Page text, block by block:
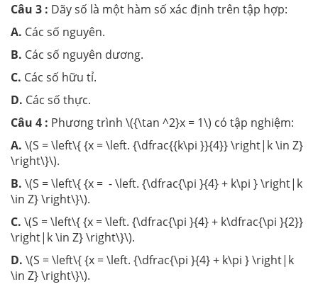
Câu 3 : Dãy số là một hàm số xác định trên tập hợp:
A. Các số nguyên.
B. Các số nguyên dương.
C. Các số hữu tỉ.
D. Các số thực.
Câu 4 : Phương trình \({\tan ^2}x = 1\) có tập nghiệm:
A. \(S = \left\{ {x = \left. {\dfrac{{k\pi }}{4}} \right|k \in Z}
\right\}\).
B. \(S = \left\{ {x = - \left. {\dfrac{\pi }{4} + k\pi } \right|k
\in Z} \right\}\).
C. \(S = \left\{ {x = \left. {\dfrac{\pi }{4} + k\dfrac{\pi }{2}}
\right|k \in Z} \right\}\).
D. \(S = \left\{ {x = \left. {\dfrac{\pi }{4} + k\pi } \right|k
\in Z} \right\}\).